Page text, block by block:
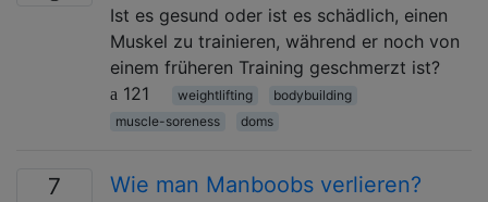
Ist es gesund oder ist es schädlich, einen
Muskel zu trainieren, während er noch von
einem früheren Training geschmerzt ist?
121
weightlifting
bodybuilding
muscle-soreness
doms
7 Wie man Manboobs verlieren?